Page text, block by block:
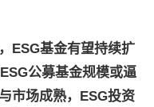
ESG基金有望持续扩
公募基金规模或逼
市场成熟，ESG投资